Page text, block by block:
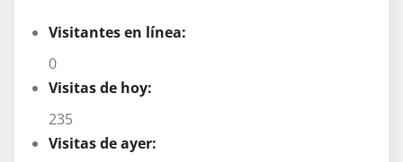
Visitantes en línea:
0
Visitas de hoy:
235
Visitas de ayer: